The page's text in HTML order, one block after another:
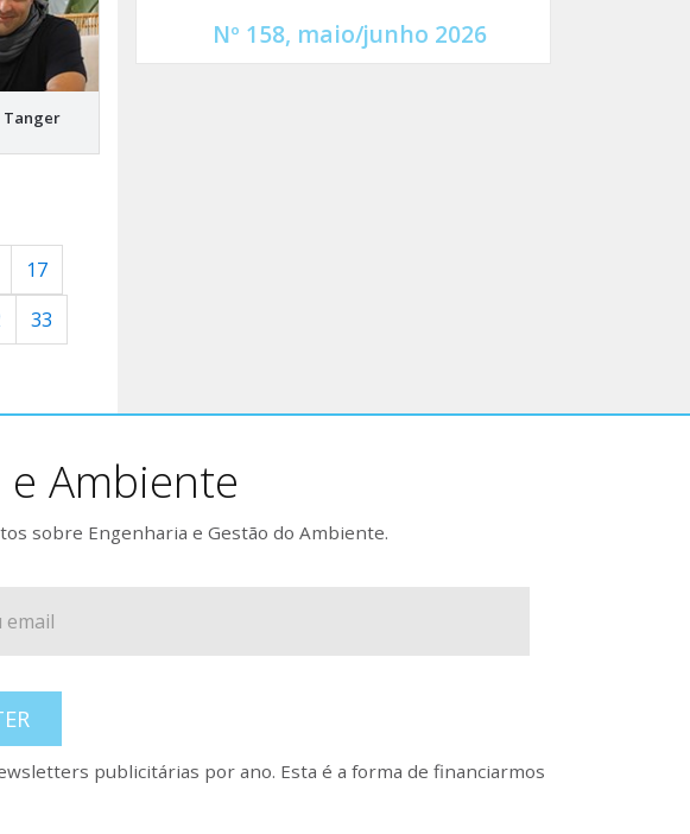
Tanger
17
33
Nº 158, maio/junho 2026
Ambiente
sobre Engenharia e Gestão do Ambiente.
publicitárias por ano. Esta é a forma de financiarmos